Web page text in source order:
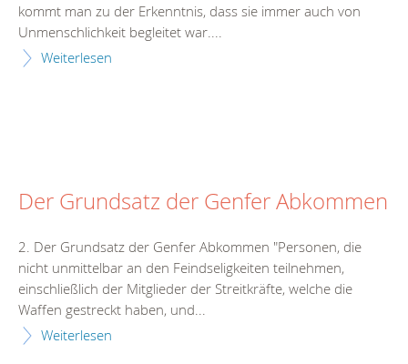
kommt man zu der Erkenntnis, dass sie immer auch von
Unmenschlichkeit begleitet war....
Weiterlesen
Der Grundsatz der Genfer Abkommen
2. Der Grundsatz der Genfer Abkommen "Personen, die
nicht unmittelbar an den Feindseligkeiten teilnehmen,
einschließlich der Mitglieder der Streitkräfte, welche die
Waffen gestreckt haben, und...
Weiterlesen